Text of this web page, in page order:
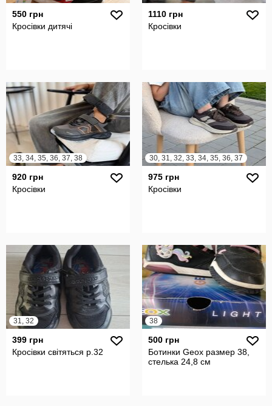
550 грн
Кросівки дитячі
1110 грн
Кросівки
33, 34, 35, 36, 37, 38
920 грн
Кросівки
30, 31, 32, 33, 34, 35, 36, 37
975 грн
Кросівки
31, 32
399 грн
Кросівки світяться р.32
38
500 грн
Ботинки Geox размер 38,
стелька 24,8 см